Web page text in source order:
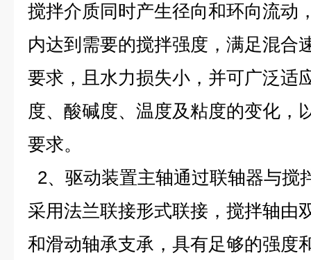
搅拌介质同时产生径向和环向流动
内达到需要的搅拌强度，满足混合
要求，且水力损失小，并可广泛适
度、酸碱度、温度及粘度的变化，
要求。
2、驱动装置主轴通过联轴器与搅
采用法兰联接形式联接，搅拌轴由
和滑动轴承支承，具有足够的强度